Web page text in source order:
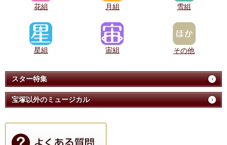
花組 月組 雪組
星組 宙組 その他
スター特集
宝塚以外のミュージカル